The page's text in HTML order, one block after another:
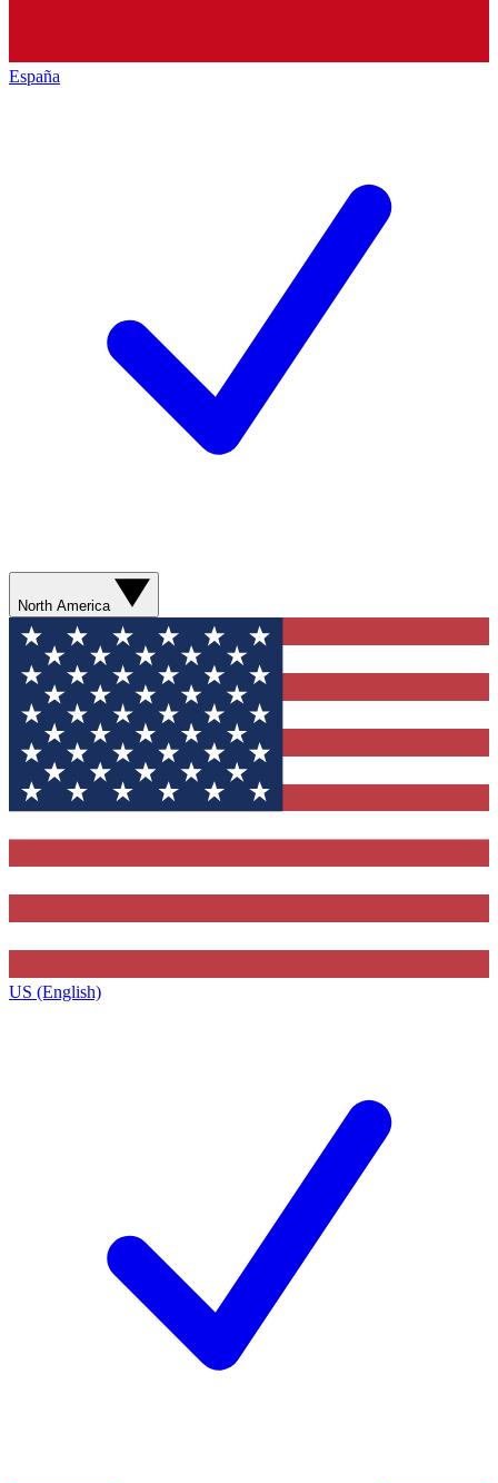
España
North America
US (English)